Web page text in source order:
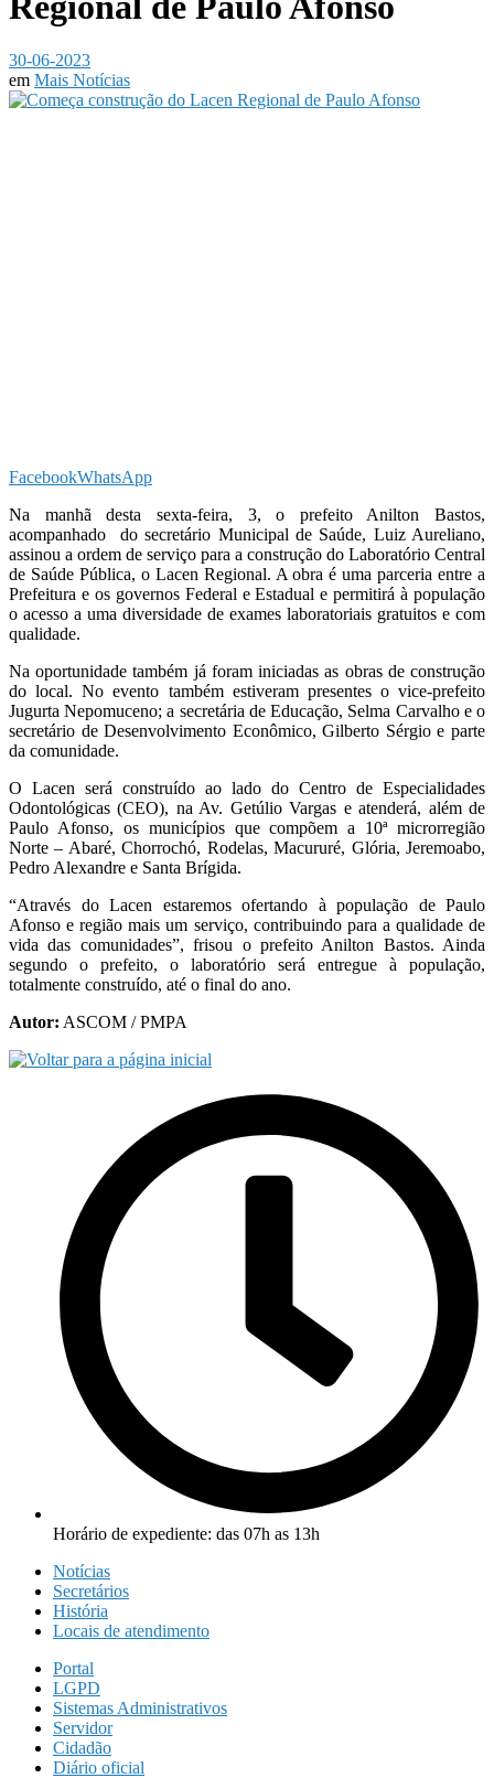
30-06-2023
em Mais Notícias
FacebookWhatsApp
Na manhã desta sexta-feira, 3, o prefeito Anilton Bastos,
acompanhado do secretário Municipal de Saúde, Luiz Aureliano,
assinou a ordem de serviço para a construção do Laboratório Central
de Saúde Pública, o Lacen Regional. A obra é uma parceria entre a
Prefeitura e os governos Federal e Estadual e permitirá à população
o acesso a uma diversidade de exames laboratoriais gratuitos e com
qualidade.
Na oportunidade também já foram iniciadas as obras de construção
do local. No evento também estiveram presentes o vice-prefeito
Jugurta Nepomuceno; a secretária de Educação, Selma Carvalho e o
secretário de Desenvolvimento Econômico, Gilberto Sérgio e parte
da comunidade.
O Lacen será construído ao lado do Centro de Especialidades
Odontológicas (CEO), na Av. Getúlio Vargas e atenderá, além de
Paulo Afonso, os municípios que compõem a 10ª microrregião
Norte – Abaré, Chorrochó, Rodelas, Macururé, Glória, Jeremoabo,
Pedro Alexandre e Santa Brígida.
“Através do Lacen estaremos ofertando à população de Paulo
Afonso e região mais um serviço, contribuindo para a qualidade de
vida das comunidades”, frisou o prefeito Anilton Bastos. Ainda
segundo o prefeito, o laboratório será entregue à população,
totalmente construído, até o final do ano.
Autor: ASCOM / PMPA
Horário de expediente: das 07h as 13h
Notícias
Secretários
História
Locais de atendimento
Portal
LGPD
Sistemas Administrativos
Servidor
Cidadão
Diário oficial